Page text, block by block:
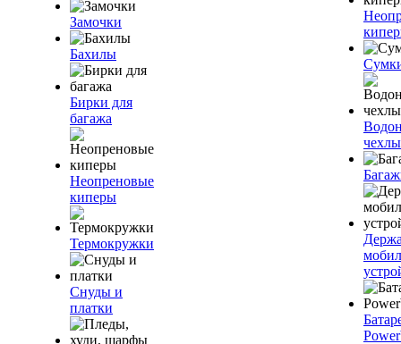
Замочки
Бахилы
Бирки для
багажа
Неопреновые
киперы
Термокружки
Снуды и
платки